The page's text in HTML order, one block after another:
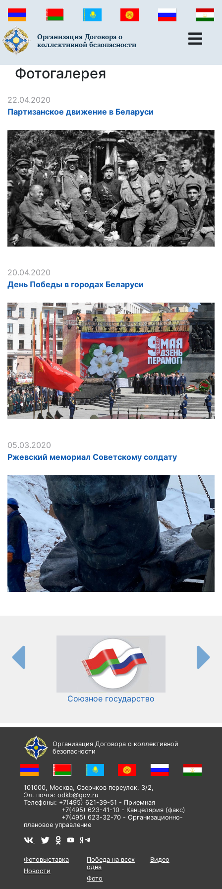
Организация Договора о
коллективной безопасности
Фотогалерея
22.04.2020
Партизанское движение в Беларуси
20.04.2020
День Победы в городах Беларуси
05.03.2020
Ржевский мемориал Советскому солдату
Союзное государство
Организация Договора о коллективной
безопасности
101000, Москва, Сверчков переулок, 3/2,
Эл. почта: odkb@gov.ru
Телефоны: +7(495) 621-39-51 - Приемная
+7(495) 623-41-10 - Канцелярия (факс)
+7(495) 623-32-70 - Организационно-
плановое управление
Фотовыставка
Новости
Победа на всех
одна
Фото
Видео